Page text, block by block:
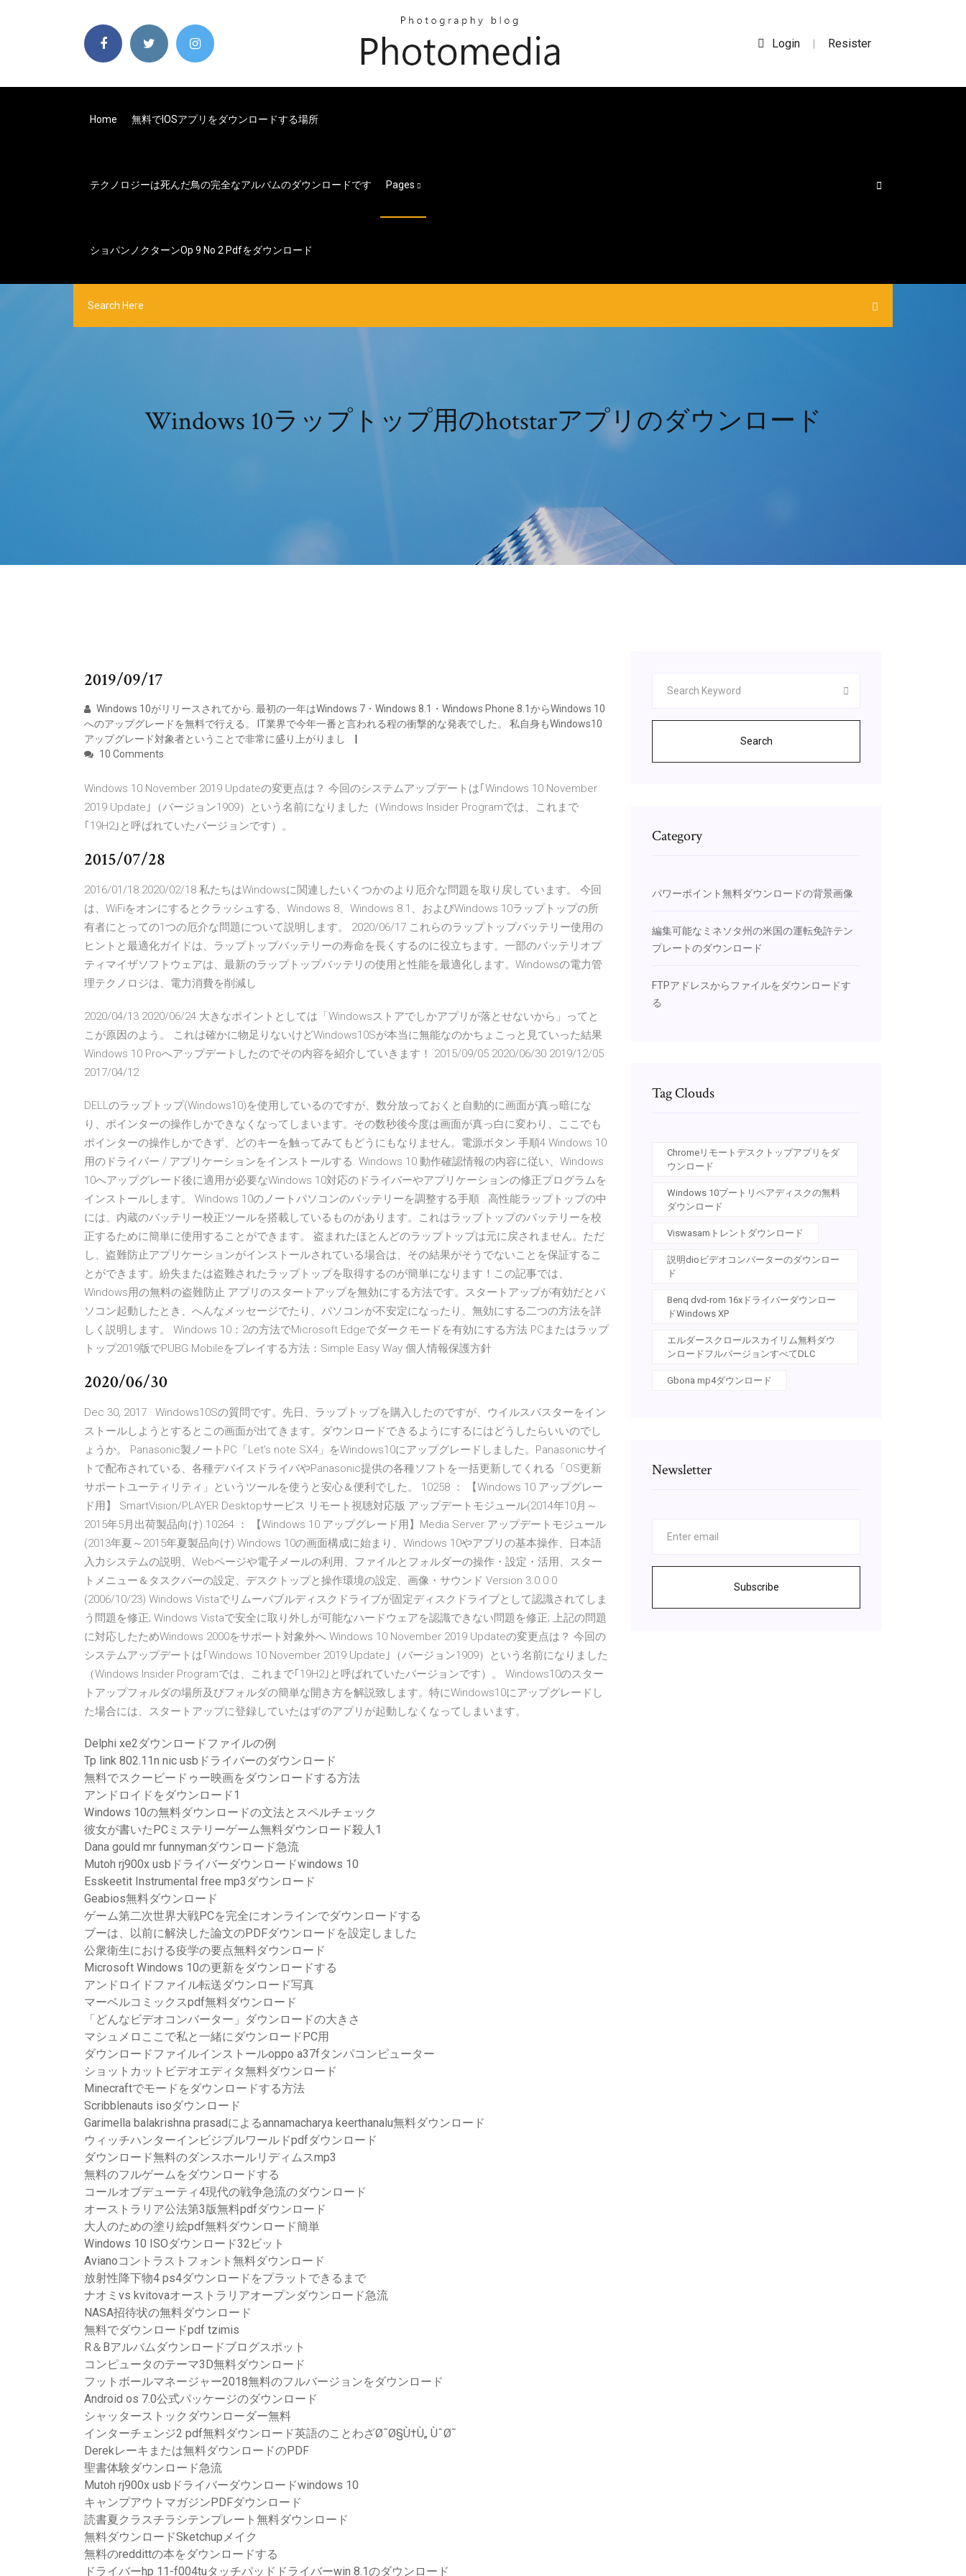
Login | Resister
Home 無料でiOSアプリをダウンロードする場所
テクノロジーは死んだ鳥の完全なアルバムのダウンロードです Pages
ショパンノクターンop 9 No 2 Pdfをダウンロード
Windows 10ラップトップ用のhotstarアプリのダウンロード
2019/09/17
Windows 10がリリースされてから. 最初の一年はWindows 7・Windows 8.1・Windows Phone 8.1からWindows 10
へのアップグレードを無料で行える。 IT業界で今年一番と言われる程の衝撃的な発表でした。 私自身もWindows10
アップグレード対象者ということで非常に盛り上がりまし
10 Comments
Windows 10 November 2019 Updateの変更点は？ 今回のシステムアップデートは｢Windows 10 November
2019 Update｣（バージョン1909）という名前になりました（Windows Insider Programでは、これまで
｢19H2｣と呼ばれていたバージョンです）。
2015/07/28
2016/01/18 2020/02/18 私たちはWindowsに関連したいくつかのより厄介な問題を取り戻しています。 今回
は、WiFiをオンにするとクラッシュする、Windows 8、Windows 8.1、およびWindows 10ラップトップの所
有者にとっての1つの厄介な問題について説明します。 2020/06/17 これらのラップトップバッテリー使用の
ヒントと最適化ガイドは、ラップトップバッテリーの寿命を長くするのに役立ちます。一部のバッテリオプ
ティマイザソフトウェアは、最新のラップトップバッテリの使用と性能を最適化します。Windowsの電力管
理テクノロジは、電力消費を削減し
2020/04/13 2020/06/24 大きなポイントとしては「Windowsストアでしかアプリが落とせないから」ってと
こが原因のよう。 これは確かに物足りないけどWindows10Sが本当に無能なのかちょこっと見ていった結果
Windows 10 Proへアップデートしたのでその内容を紹介していきます！ 2015/09/05 2020/06/30 2019/12/05
2017/04/12
DELLのラップトップ(Windows10)を使用しているのですが、数分放っておくと自動的に画面が真っ暗にな
り、ポインターの操作しかできなくなってしまいます。その数秒後今度は画面が真っ白に変わり、ここでも
ポインターの操作しかできず、どのキーを触ってみてもどうにもなりません。電源ボタン 手順4 Windows 10
用のドライバー / アプリケーションをインストールする. Windows 10 動作確認情報の内容に従い、Windows
10へアップグレード後に適用が必要なWindows 10対応のドライバーやアプリケーションの修正プログラムを
インストールします。 Windows 10のノートパソコンのバッテリーを調整する手順 . 高性能ラップトップの中
には、内蔵のバッテリー校正ツールを搭載しているものがあります。これはラップトップのバッテリーを校
正するために簡単に使用することができます。 盗まれたほとんどのラップトップは元に戻されません。ただ
し、盗難防止アプリケーションがインストールされている場合は、その結果がそうでないことを保証するこ
とができます。紛失または盗難されたラップトップを取得するのが簡単になります！この記事では、
Windows用の無料の盗難防止 アプリのスタートアップを無効にする方法です。スタートアップが有効だとパ
ソコン起動したとき、へんなメッセージでたり、パソコンが不安定になったり、無効にする二つの方法を詳
しく説明します。 Windows 10：2の方法でMicrosoft Edgeでダークモードを有効にする方法 PCまたはラップ
トップ2019版でPUBG Mobileをプレイする方法：Simple Easy Way 個人情報保護方針
2020/06/30
Dec 30, 2017 · Windows10Sの質問です。先日、ラップトップを購入したのですが、ウイルスバスターをイン
ストールしようとするとこの画面が出てきます。ダウンロードできるようにするにはどうしたらいいのでし
ょうか。 Panasonic製ノートPC「Let's note SX4」をWindows10にアップグレードしました。Panasonicサイ
トで配布されている、各種デバイスドライバやPanasonic提供の各種ソフトを一括更新してくれる「OS更新
サポートユーティリティ」というツールを使うと安心＆便利でした。 10258 ： 【Windows 10 アップグレー
ド用】 SmartVision/PLAYER Desktopサービス リモート視聴対応版 アップデートモジュール(2014年10月～
2015年5月出荷製品向け) 10264 ： 【Windows 10 アップグレード用】Media Server アップデートモジュール
(2013年夏～2015年夏製品向け) Windows 10の画面構成に始まり、Windows 10やアプリの基本操作、日本語
入力システムの説明、Webページや電子メールの利用、ファイルとフォルダーの操作・設定・活用、スター
トメニュー＆タスクバーの設定、デスクトップと操作環境の設定、画像・サウンド Version 3.0.0.0
(2006/10/23) Windows Vistaでリムーバブルディスクドライブが固定ディスクドライブとして認識されてしま
う問題を修正; Windows Vistaで安全に取り外しが可能なハードウェアを認識できない問題を修正; 上記の問題
に対応したためWindows 2000をサポート対象外へ Windows 10 November 2019 Updateの変更点は？ 今回の
システムアップデートは｢Windows 10 November 2019 Update｣（バージョン1909）という名前になりました
（Windows Insider Programでは、これまで｢19H2｣と呼ばれていたバージョンです）。 Windows10のスター
トアップフォルダの場所及びフォルダの簡単な開き方を解説致します。特にWindows10にアップグレードし
た場合には、スタートアップに登録していたはずのアプリが起動しなくなってしまいます。
Delphi xe2ダウンロードファイルの例
Tp link 802.11n nic usbドライバーのダウンロード
無料でスクービードゥー映画をダウンロードする方法
アンドロイドをダウンロード1
Windows 10の無料ダウンロードの文法とスペルチェック
彼女が書いたPCミステリーゲーム無料ダウンロード殺人1
Dana gould mr funnymanダウンロード急流
Mutoh rj900x usbドライバーダウンロードwindows 10
Esskeetit Instrumental free mp3ダウンロード
Geabios無料ダウンロード
ゲーム第二次世界大戦PCを完全にオンラインでダウンロードする
ブーは、以前に解決した論文のPDFダウンロードを設定しました
公衆衛生における疫学の要点無料ダウンロード
Microsoft Windows 10の更新をダウンロードする
アンドロイドファイル転送ダウンロード写真
マーベルコミックスpdf無料ダウンロード
「どんなビデオコンバーター」ダウンロードの大きさ
マシュメロここで私と一緒にダウンロードPC用
ダウンロードファイルインストールoppo a37fタンパコンピューター
ショットカットビデオエディタ無料ダウンロード
Minecraftでモードをダウンロードする方法
Scribblenauts isoダウンロード
Garimella balakrishna prasadによるannamacharya keerthanalu無料ダウンロード
ウィッチハンターインビジブルワールドpdfダウンロード
ダウンロード無料のダンスホールリディムスmp3
無料のフルゲームをダウンロードする
コールオブデューティ4現代の戦争急流のダウンロード
オーストラリア公法第3版無料pdfダウンロード
大人のための塗り絵pdf無料ダウンロード簡単
Windows 10 ISOダウンロード32ビット
Avianoコントラストフォント無料ダウンロード
放射性降下物4 ps4ダウンロードをプラットできるまで
ナオミvs kvitovaオーストラリアオープンダウンロード急流
NASA招待状の無料ダウンロード
無料でダウンロードpdf tzimis
R＆Bアルバムダウンロードブログスポット
コンピュータのテーマ3D無料ダウンロード
フットボールマネージャー2018無料のフルバージョンをダウンロード
Android os 7.0公式パッケージのダウンロード
シャッターストックダウンローダー無料
インターチェンジ2 pdf無料ダウンロード英語のことわざØ¯Ø§Ù†Ù„ ÙˆØ¯
Derekレーキまたは無料ダウンロードのPDF
聖書体験ダウンロード急流
Mutoh rj900x usbドライバーダウンロードwindows 10
キャンプアウトマガジンPDFダウンロード
読書夏クラスチラシテンプレート無料ダウンロード
無料ダウンロードSketchupメイク
無料のreddittの本をダウンロードする
ドライバーhp 11-f004tuタッチパッドドライバーwin 8.1のダウンロード
Search
Category
パワーポイント無料ダウンロードの背景画像
編集可能なミネソタ州の米国の運転免許テン
プレートのダウンロード
FTPアドレスからファイルをダウンロードす
る
Tag Clouds
Chromeリモートデスクトップアプリをダ
ウンロード
Windows 10ブートリペアディスクの無料
ダウンロード
Viswasamトレントダウンロード
説明dioビデオコンバーターのダウンロー
ド
Benq dvd-rom 16xドライバーダウンロー
ドWindows XP
エルダースクロールスカイリム無料ダウ
ンロードフルバージョンすべてDLC
Gbona mp4ダウンロード
Newsletter
Subscribe